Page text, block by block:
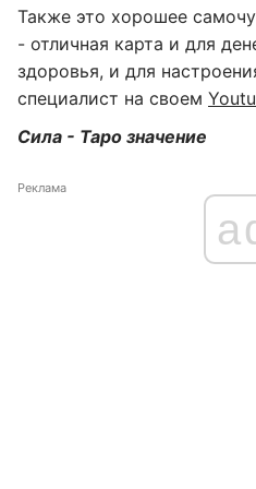
Также это хорошее
- отличная карта и для
здоровья, и для
специалист на своем
Сила - Таро значение
Реклама